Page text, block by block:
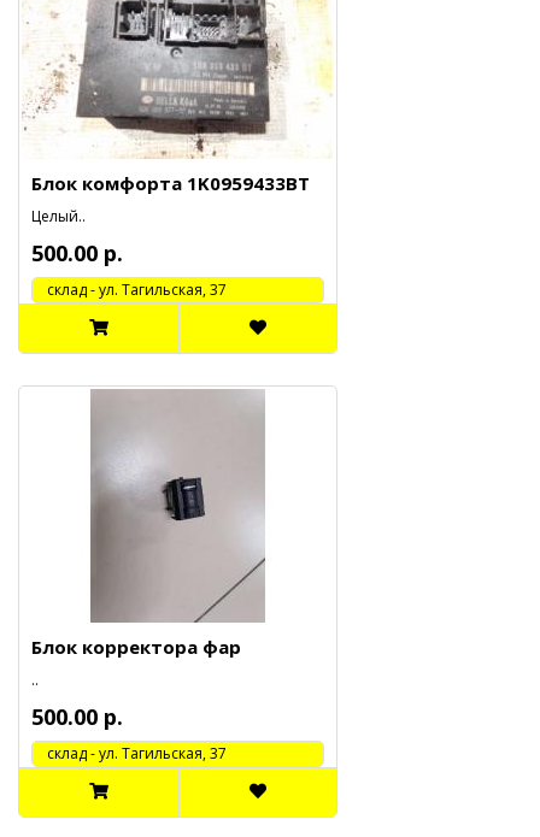
Блок комфорта 1K0959433BT
Целый..
500.00 р.
cклад - ул. Тагильская, 37
Блок корректора фар
..
500.00 р.
cклад - ул. Тагильская, 37